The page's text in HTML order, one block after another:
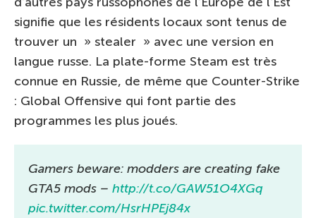
signifie que les résidents locaux sont tenus de
trouver un » stealer » avec une version en
langue russe. La plate-forme Steam est très
connue en Russie, de même que Counter-Strike
: Global Offensive qui font partie des
programmes les plus joués.
Gamers beware: modders are creating fake
GTA5 mods – http://t.co/GAW51O4XGq
pic.twitter.com/HsrHPEj84x